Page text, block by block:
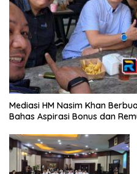
Mediasi HM Nasim Khan
Bahas Aspirasi Bonus dan